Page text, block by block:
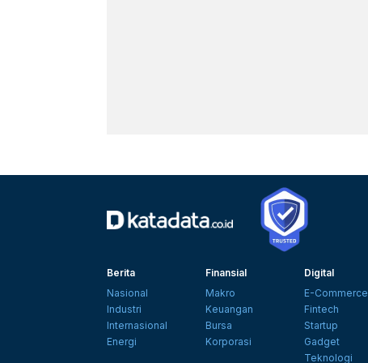
Berita
Nasional
Industri
Internasional
Energi
Finansial
Makro
Keuangan
Bursa
Korporasi
Digital
E-Commerce
Fintech
Startup
Gadget
Teknologi